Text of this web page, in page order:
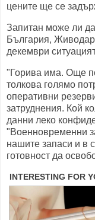
цените ще се
Запитан може ли да
България, Живодар
декември
"Горива има. Още
толкова голямо
оперативни
затруднения. Кой
данни леко
"Военновременни
нашите запаси и в
готовност да